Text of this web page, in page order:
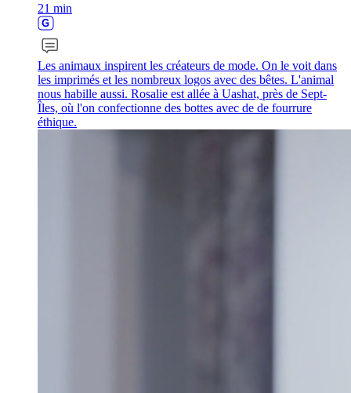
21 min
Les animaux inspirent les créateurs de mode. On le voit dans
les imprimés et les nombreux logos avec des bêtes. L'animal
nous habille aussi. Rosalie est allée à Uashat, près de Sept-
Îles, où l'on confectionne des bottes avec de de fourrure
éthique.